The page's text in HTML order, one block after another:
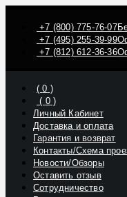
+7 (800) 775-76-07
+7 (495) 255-39-99
+7 (812) 612-36-36
(0 )
( 0)
Личный Кабинет
Доставка и оплата
Гарантия и возврат
Контакты/Схема
Новости/Обзоры
Оставить отзыв
Сотрудничество